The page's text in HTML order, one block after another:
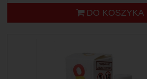
DO KOSZYKA